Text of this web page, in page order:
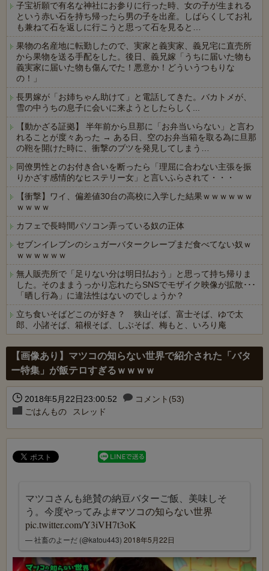
子宝祈願で有名な神社にお参りに行った時、女の子が生まれる
という赤い石を持ち帰ったら男の子を出産。しばらくしてお礼
も兼ねて石を返しに行こうと思って石を見ると…
果物の名産地に転勤したので、実家と義実家、義兄宅に直売所
から果物を送る手配をした。後日、義兄嫁「うちに届いた物も
義実家に届いた物も傷んでた！悪意か！どういうつもりな
の！」
長男嫁が「お姉ちゃん助けて」と電話してきた。バカトメが、
雪の中うちの息子に会いに来ようとしたらしく...
【動かざる証拠】 半年前から旦那に「お弁当いらない」と言わ
れることが度々あった → ある日、空のお弁当箱を取る為に旦那
の鞄を開けた時に、衝撃のブツを発見してしまう…
同僚男性とのお付き合いを断ったら「理屈に合わない主張を振
りかざす感情的なヒステリー女」と言いふらされて・・・
【衝撃】ワイ、偏差値30台の高校に入学した結果ｗｗｗｗｗｗ
ｗｗｗｗ
カフェで長時間パソコン弄っている奴の正体
セブンイレブンのシュガーバタークレープまだ食べてない奴ｗ
ｗｗｗｗｗｗ
無人販売所で「足りない分は明日払おう」と思って持ち帰りま
した。そのままうっかり忘れたらSNSでモザイク映像が拡散･･･
「晒し行為」に違法性はないのでしょうか？
立ち食いそばどこのが好き？ 狭山そば、富士そば、ゆで太
郎、小諸そば、箱根そば、しぶそば、梅もと、いろり庵
【画像あり】マツコの知らない世界で紹介された「バタ
ー特集」が飯テロすぎるｗｗｗｗ
2018年5月22日23:00:52
コメント(53)
ごはんもの
スレッド
マツコさんも絶賛の納豆バターご飯、美味しそ
う。今度やってみよ#マツコの知らない世界
pic.twitter.com/Y3iVH7t3oK
— 社畜のよーだ (@katou443) 2018年5月22日